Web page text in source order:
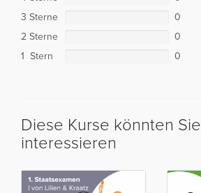
3 Sterne
0
2 Sterne
0
1 Stern
0
Diese Kurse könnten Sie
interessieren